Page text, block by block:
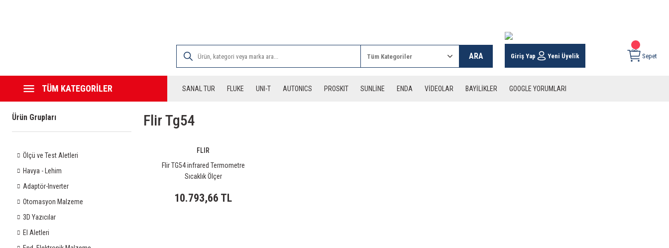
ARA Giriş Yap Yeni Üyelik Sepet
TÜM KATEGORİLER SANAL TUR FLUKE UNI-T AUTONICS PROSKIT SUNLİNE ENDA VİDEOLAR BAYİLİKLER GOOGLE YORUMLARI
Ürün Grupları
Ölçü ve Test Aletleri
Havya - Lehim
Adaptör-Inverter
Otomasyon Malzeme
3D Yazıcılar
El Aletleri
Flir Tg54
FLIR
Flir TG54 infrared Termometre
Sıcaklık Ölçer
10.793,66 TL